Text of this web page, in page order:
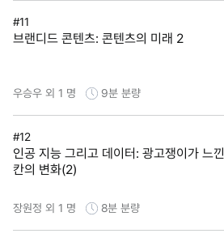
#11
브랜디드 콘텐츠: 콘텐츠의 미래 2
우승우 외 1 명 9분 분량
#12
인공 지능 그리고 데이터: 광고쟁이가 느낀
칸의 변화(2)
장원정 외 1 명 8분 분량